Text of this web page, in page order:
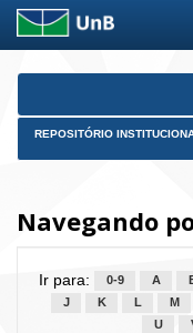
Skip
REPOSITÓRIO
Navegando
Ir para: 0-9 A
J
K L M
U